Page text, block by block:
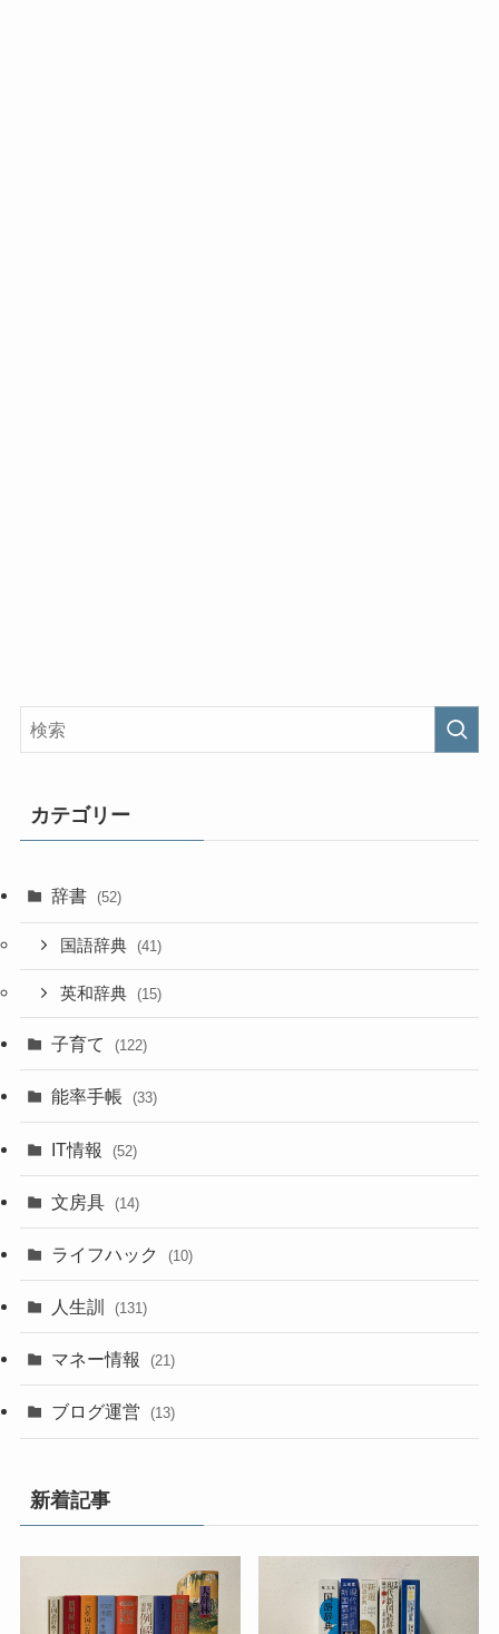
カテゴリー
辞書 (52)
国語辞典 (41)
英和辞典 (15)
子育て (122)
能率手帳 (33)
IT情報 (52)
文房具 (14)
ライフハック (10)
人生訓 (131)
マネー情報 (21)
ブログ運営 (13)
新着記事